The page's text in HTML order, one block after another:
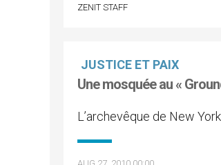
ZENIT STAFF
JUSTICE ET PAIX
Une mosquée au «
L’archevêque de New